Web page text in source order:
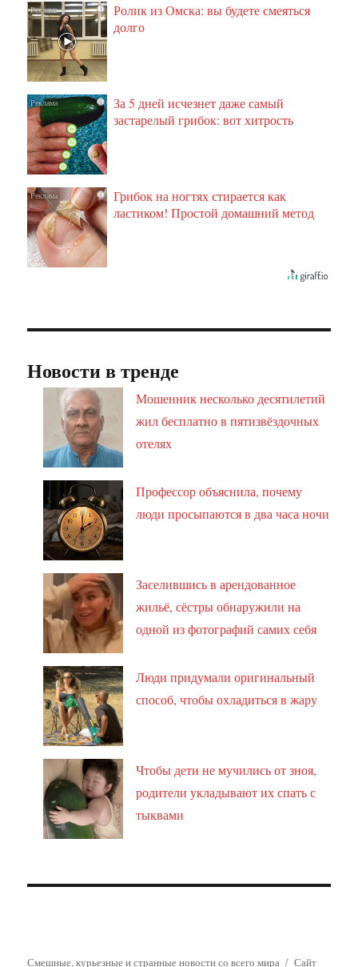
i
Ролик из Омска: вы будете смеяться
долго
i
За 5 дней исчезнет даже самый
застарелый грибок: вот хитрость
i
Грибок на ногтях стирается как
ластиком! Простой домашний метод
Новости в тренде
Мошенник несколько десятилетий
жил бесплатно в пятизвёздочных
отелях
Профессор объяснила, почему
люди просыпаются в два часа ночи
Заселившись в арендованное
жильё, сёстры обнаружили на
одной из фотографий самих себя
Люди придумали оригинальный
способ, чтобы охладиться в жару
Чтобы дети не мучились от зноя,
родители укладывают их спать с
тыквами
Смешные, курьезные и странные новости со всего мира Сайт